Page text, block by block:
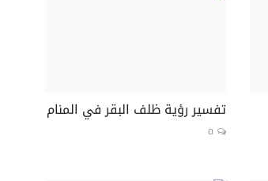
تفسير رؤية ظلف البقر في المنام
0